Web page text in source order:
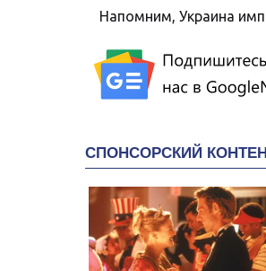
Напомним, Украина